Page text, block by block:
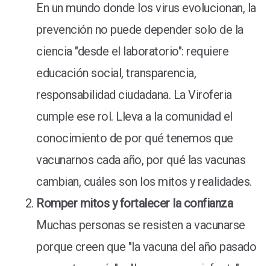
En un mundo donde los virus evolucionan, la
prevención no puede depender solo de la
ciencia "desde el laboratorio": requiere
educación social, transparencia,
responsabilidad ciudadana. La Viroferia
cumple ese rol. Lleva a la comunidad el
conocimiento de por qué tenemos que
vacunarnos cada año, por qué las vacunas
cambian, cuáles son los mitos y realidades.
Romper mitos y fortalecer la confianza
Muchas personas se resisten a vacunarse
porque creen que "la vacuna del año pasado